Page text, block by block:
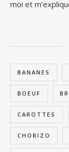
moi et
BANANES
BOEUF
CAROTTES
CHORIZO